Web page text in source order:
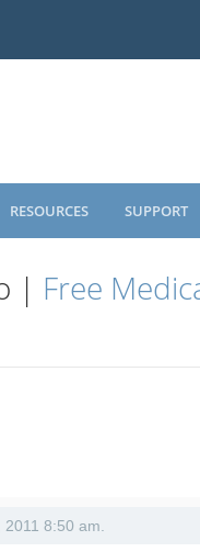
RESOURCES SUPPORT
| Free
8:50 am.